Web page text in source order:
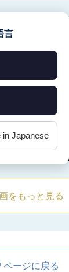
言
in Japanese
をもっと見る
ページに戻る